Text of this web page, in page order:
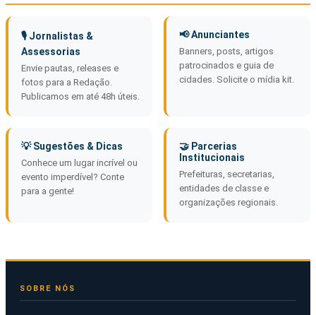
🎙️ Jornalistas &
Assessorias
Envie pautas, releases e
fotos para a Redação.
Publicamos em até 48h úteis.
📢 Anunciantes
Banners, posts, artigos
patrocinados e guia de
cidades. Solicite o mídia kit.
💡 Sugestões & Dicas
Conhece um lugar incrível ou
evento imperdível? Conte
para a gente!
🤝 Parcerias
Institucionais
Prefeituras, secretarias,
entidades de classe e
organizações regionais.